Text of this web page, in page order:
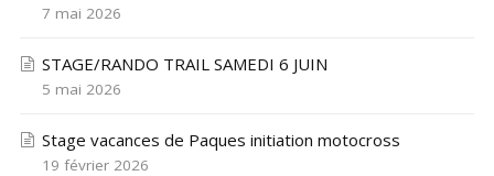
7 mai 2026
STAGE/RANDO TRAIL SAMEDI 6 JUIN
5 mai 2026
Stage vacances de Paques initiation motocross
19 février 2026